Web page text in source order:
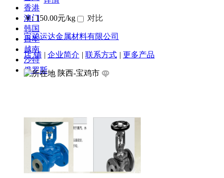
香港
澳门
韩国
日本
越南
沙特
俄罗斯
￥: 150.00元/kg 对比
宝鸡运达金属材料有限公司
店 铺 | 企业简介 | 联系方式 | 更多产品
陕西-宝鸡市